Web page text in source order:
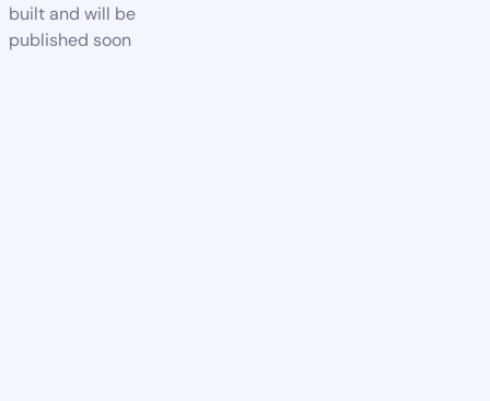
built and will be
published soon